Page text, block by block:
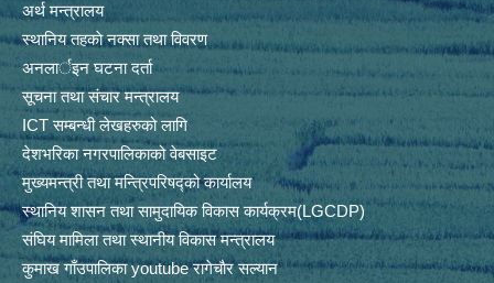
अर्थ मन्त्रालय
स्थानिय तहकाे नक्सा तथा विवरण
अनलार्इन घटना दर्ता
सूचना तथा संचार मन्त्रालय
ICT सम्बन्धी लेखहरुको लागि
देशभरिका नगरपालिकाको वेबसाइट
मुख्यमन्त्री तथा मन्त्रिपरिषद्को कार्यालय
स्थानिय शासन तथा सामुदायिक विकास कार्यक्रम(LGCDP)
संघिय मामिला तथा स्थानीय विकास मन्त्रालय
कुमाख गाँउपालिका youtube रागेचाैर सल्यान